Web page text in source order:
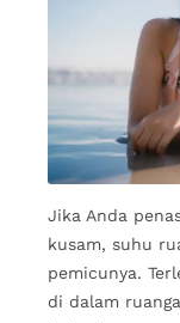
Jika Anda
kusam, suhu
pemicunya.
di dalam